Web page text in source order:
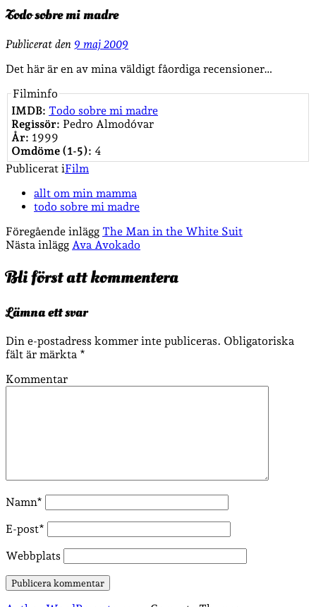
Todo sobre mi madre
Publicerat den 9 maj 2009
Det här är en av mina väldigt fåordiga recensioner…
Filminfo
IMDB: Todo sobre mi madre
Regissör: Pedro Almodóvar
År: 1999
Omdöme (1-5): 4
Publicerat iFilm
allt om min mamma
todo sobre mi madre
Föregående inlägg The Man in the White Suit
Nästa inlägg Ava Avokado
Bli först att kommentera
Lämna ett svar
Din e-postadress kommer inte publiceras. Obligatoriska
fält är märkta *
Kommentar
Namn*
E-post*
Webbplats